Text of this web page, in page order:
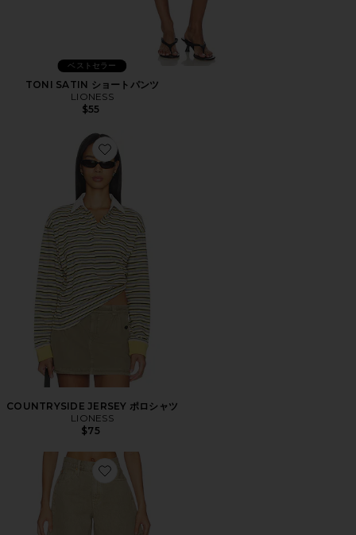
ベストセラー
TONI SATIN ショートパンツ
LIONESS
$55
Favorite COUNTRYSIDE JERSEY ポロシャツ
COUNTRYSIDE JERSEY ポロシャツ
LIONESS
$75
Favorite WALKER ショートパンツ